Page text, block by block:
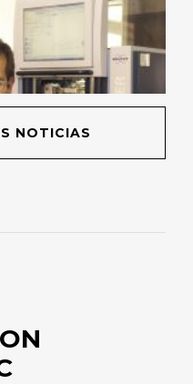
NOTICIAS